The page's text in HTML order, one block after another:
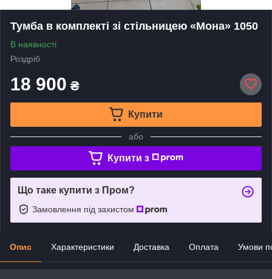
Тумба в комплекті зі стільницею «Мона» 1050
В наявності
Роздріб
18 900 ₴
Купити
або
Купити з
Що таке купити з Пром?
Замовлення під захистом
Опис Характеристики Доставка Оплата Умови